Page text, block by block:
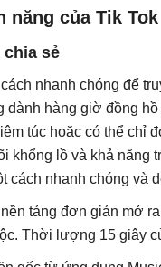
năng của Tik Tok
chia sẻ
cách nhanh chóng để
dành hàng giờ đồng
túc hoặc có thể chỉ
khổng lồ và khả năng
cách nhanh chóng và
tảng đơn giản mở
Thời lượng 15 giây